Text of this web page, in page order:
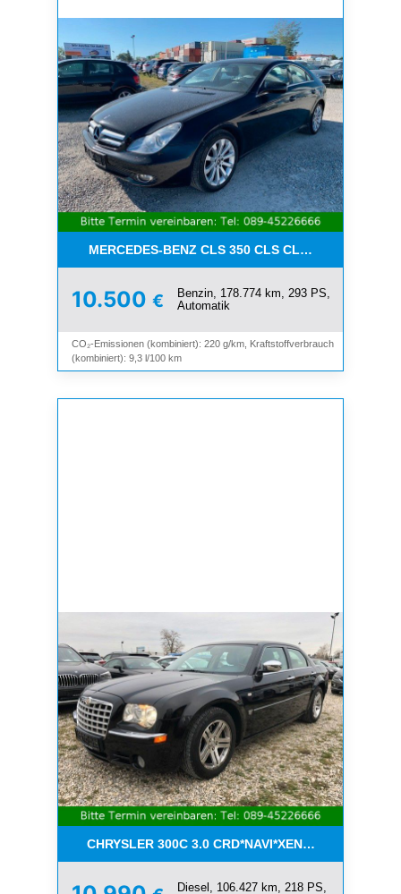
MERCEDES-BENZ CLS 350 CLS CLS 350
10.500 €
Benzin, 178.774 km, 293 PS,
Automatik
CO₂-Emissionen (kombiniert): 220 g/km, Kraftstoffverbrauch
(kombiniert): 9,3 l/100 km
CHRYSLER 300C 3.0
Diesel, 106.427 km, 218 PS,